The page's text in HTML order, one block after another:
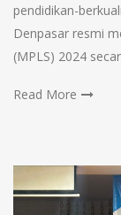
pendidikan-
Denpasar resmi
(MPLS) 2024
Read More